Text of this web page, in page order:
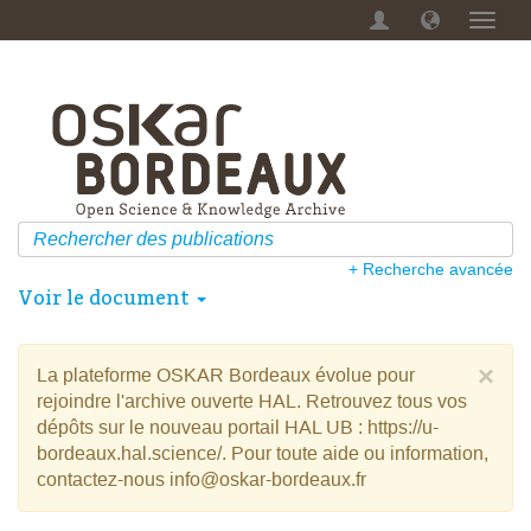
Menu
+ Recherche avancée
Voir le document
×
La plateforme OSKAR Bordeaux évolue pour
rejoindre l'archive ouverte HAL. Retrouvez tous vos
dépôts sur le nouveau portail HAL UB : https://u-
bordeaux.hal.science/. Pour toute aide ou information,
contactez-nous info@oskar-bordeaux.fr